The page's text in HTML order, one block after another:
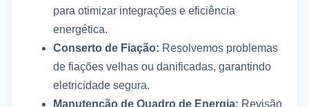
para otimizar integrações e eficiência
energética.
Conserto de Fiação: Resolvemos problemas
de fiações velhas ou danificadas, garantindo
eletricidade segura.
Manutenção de Quadro de Energia: Revisão